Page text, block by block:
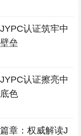
认证筑牢中
垒
认证擦亮中
色
章：权威解读J